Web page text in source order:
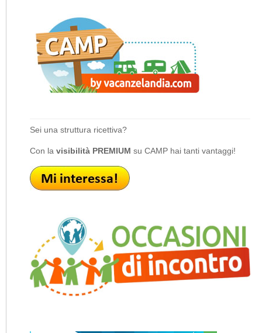
Sei una struttura ricettiva?
Con la visibilità PREMIUM su CAMP hai tanti vantaggi!